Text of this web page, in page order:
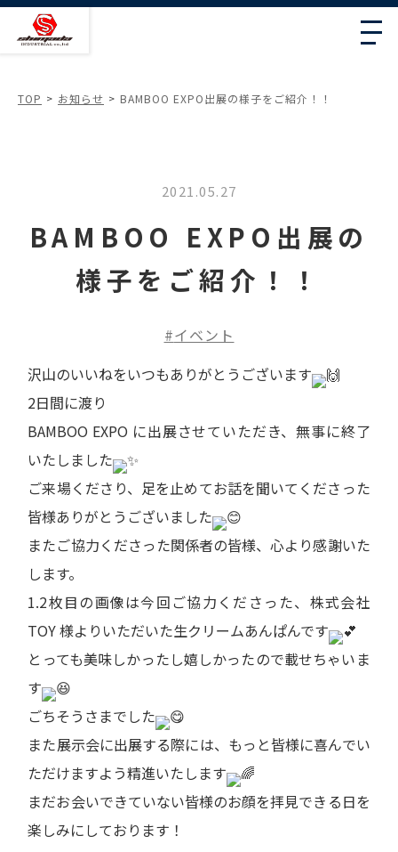
TOP お知らせ BAMBOO EXPO出展の様子をご紹介！！
2021.05.27
BAMBOO EXPO出展の
様子をご紹介！！
イベント
沢山のいいねをいつもありがとうございます
2日間に渡り
BAMBOO EXPO に出展させていただき、無事に終了
いたしました
ご来場くださり、足を止めてお話を聞いてくださった
皆様ありがとうございました
またご協力くださった関係者の皆様、心より感謝いた
します。
1.2枚目の画像は今回ご協力くださった、株式会社
TOY 様よりいただいた生クリームあんぱんです
とっても美味しかったし嬉しかったので載せちゃいま
す
ごちそうさまでした
また展示会に出展する際には、もっと皆様に喜んでい
ただけますよう精進いたします
まだお会いできていない皆様のお顔を拝見できる日を
楽しみにしております！